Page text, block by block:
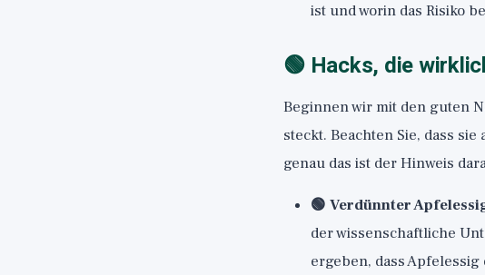
ist und worin das Risiko
🟢 Hacks, die
Beginnen wir mit den guten
steckt. Beachten Sie, dass
genau das ist der Hinweis
🟢 Verdünnter
der wissenschaftliche
ergeben, dass